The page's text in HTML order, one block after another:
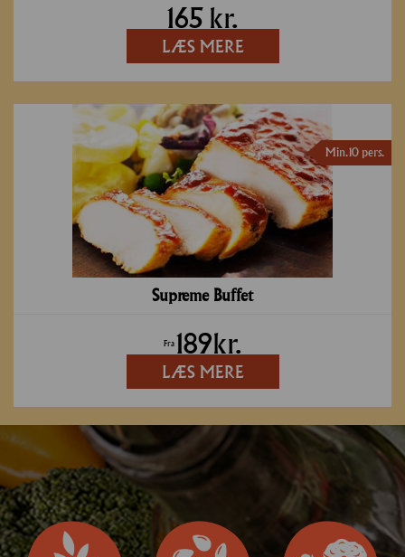
165 kr.
LÆS MERE
Supreme Buffet
Min. 10 pers.
Fra 189kr.
LÆS MERE